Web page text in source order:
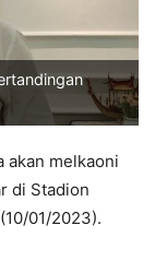
akan melkaoni
di Stadion
01/2023).